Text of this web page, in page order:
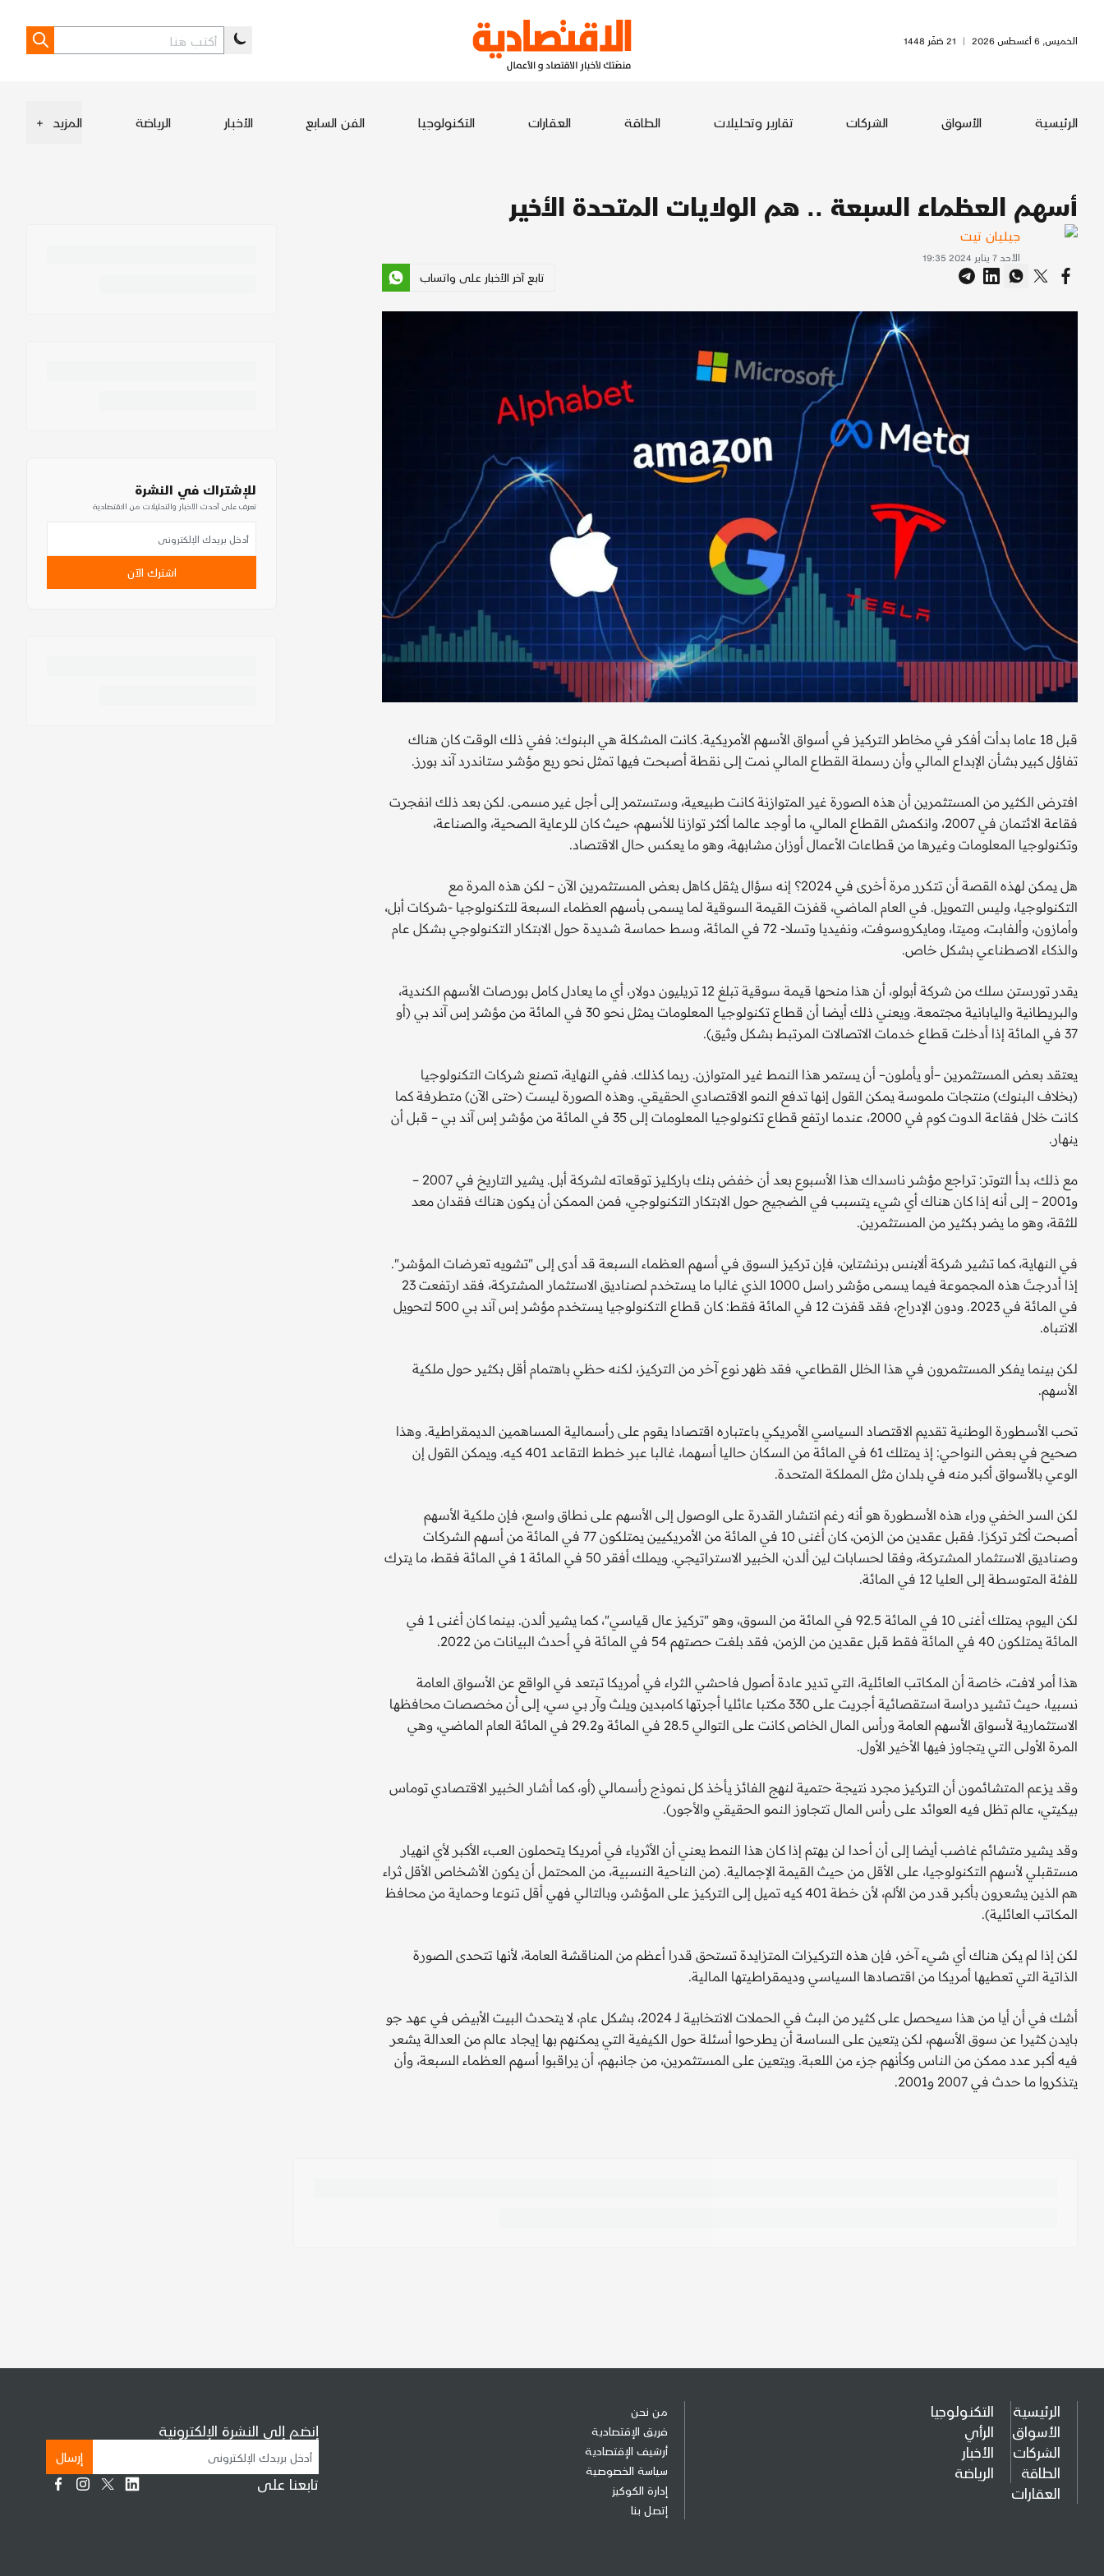
الخميس, 6 أغسطس 2026 | 21 صَفَر 1448
الرئيسية الأسواق الشركات تقارير وتحليلات الطاقة العقارات التكنولوجيا الفن السابع الأخبار الرياضة المزيد +
أسهم العظماء السبعة .. هم الولايات المتحدة الأخير
جيليان تيت
الأحد 7 يناير 2024 19:35
تابع آخر الأخبار على واتساب
قبل 18 عاما بدأت أفكر في مخاطر التركيز في أسواق الأسهم الأمريكية. كانت المشكلة هي البنوك: ففي ذلك الوقت كان هناك
تفاؤل كبير بشأن الإبداع المالي وأن رسملة القطاع المالي نمت إلى نقطة أصبحت فيها تمثل نحو ربع مؤشر ستاندرد آند بورز.
افترض الكثير من المستثمرين أن هذه الصورة غير المتوازنة كانت طبيعية، وستستمر إلى أجل غير مسمى. لكن بعد ذلك انفجرت
فقاعة الائتمان في 2007، وانكمش القطاع المالي، ما أوجد عالما أكثر توازنا للأسهم، حيث كان للرعاية الصحية، والصناعة،
وتكنولوجيا المعلومات وغيرها من قطاعات الأعمال أوزان مشابهة، وهو ما يعكس حال الاقتصاد.
هل يمكن لهذه القصة أن تتكرر مرة أخرى في 2024؟ إنه سؤال يثقل كاهل بعض المستثمرين الآن – لكن هذه المرة مع
التكنولوجيا، وليس التمويل. في العام الماضي، قفزت القيمة السوقية لما يسمى بأسهم العظماء السبعة للتكنولوجيا -شركات أبل،
وأمازون، وألفابت، وميتا، ومايكروسوفت، ونفيديا وتسلا- 72 في المائة، وسط حماسة شديدة حول الابتكار التكنولوجي بشكل عام
والذكاء الاصطناعي بشكل خاص.
يقدر تورستن سلك من شركة أبولو، أن هذا منحها قيمة سوقية تبلغ 12 تريليون دولار، أي ما يعادل كامل بورصات الأسهم الكندية،
والبريطانية واليابانية مجتمعة. ويعني ذلك أيضا أن قطاع تكنولوجيا المعلومات يمثل نحو 30 في المائة من مؤشر إس آند بي (أو
37 في المائة إذا أدخلت قطاع خدمات الاتصالات المرتبط بشكل وثيق).
يعتقد بعض المستثمرين –أو يأملون– أن يستمر هذا النمط غير المتوازن. ربما كذلك. ففي النهاية، تصنع شركات التكنولوجيا
(بخلاف البنوك) منتجات ملموسة يمكن القول إنها تدفع النمو الاقتصادي الحقيقي. وهذه الصورة ليست (حتى الآن) متطرفة كما
كانت خلال فقاعة الدوت كوم في 2000، عندما ارتفع قطاع تكنولوجيا المعلومات إلى 35 في المائة من مؤشر إس آند بي – قبل أن
ينهار.
مع ذلك، بدأ التوتر: تراجع مؤشر ناسداك هذا الأسبوع بعد أن خفض بنك باركليز توقعاته لشركة أبل. يشير التاريخ في 2007 –
و2001 – إلى أنه إذا كان هناك أي شيء يتسبب في الضجيج حول الابتكار التكنولوجي، فمن الممكن أن يكون هناك فقدان معد
للثقة، وهو ما يضر بكثير من المستثمرين.
في النهاية، كما تشير شركة ألاینس برنشتاین، فإن تركيز السوق في أسهم العظماء السبعة قد أدى إلى "تشويه تعرضات المؤشر".
إذا أدرجتَ هذه المجموعة فيما يسمى مؤشر راسل 1000 الذي غالبا ما يستخدم لصناديق الاستثمار المشتركة، فقد ارتفعت 23
في المائة في 2023. ودون الإدراج، فقد قفزت 12 في المائة فقط: كان قطاع التكنولوجيا يستخدم مؤشر إس آند بي 500 لتحويل
الانتباه.
لكن بينما يفكر المستثمرون في هذا الخلل القطاعي، فقد ظهر نوع آخر من التركيز، لكنه حظي باهتمام أقل بكثير حول ملكية
الأسهم.
تحب الأسطورة الوطنية تقديم الاقتصاد السياسي الأمريكي باعتباره اقتصادا يقوم على رأسمالية المساهمين الديمقراطية. وهذا
صحيح في بعض النواحي: إذ يمتلك 61 في المائة من السكان حاليا أسهما، غالبا عبر خطط التقاعد 401 كيه. ويمكن القول إن
الوعي بالأسواق أكبر منه في بلدان مثل المملكة المتحدة.
لكن السر الخفي وراء هذه الأسطورة هو أنه رغم انتشار القدرة على الوصول إلى الأسهم على نطاق واسع، فإن ملكية الأسهم
أصبحت أكثر تركزا. فقبل عقدين من الزمن، كان أغنى 10 في المائة من الأمريكيين يمتلكون 77 في المائة من أسهم الشركات
وصناديق الاستثمار المشتركة، وفقا لحسابات لين ألدن، الخبير الاستراتيجي. ويملك أفقر 50 في المائة 1 في المائة فقط، ما يترك
للفئة المتوسطة إلى العليا 12 في المائة.
لكن اليوم، يمتلك أغنى 10 في المائة 92.5 في المائة من السوق، وهو "تركيز عال قياسي"، كما يشير ألدن. بينما كان أغنى 1 في
المائة يمتلكون 40 في المائة فقط قبل عقدين من الزمن، فقد بلغت حصتهم 54 في المائة في أحدث البيانات من 2022.
هذا أمر لافت، خاصة أن المكاتب العائلية، التي تدير عادة أصول فاحشي الثراء في أمريكا تبتعد في الواقع عن الأسواق العامة
نسبيا، حيث تشير دراسة استقصائية أجريت على 330 مكتبا عائليا أجرتها كامبدين ويلث وآر بي سي، إلى أن مخصصات محافظها
الاستثمارية لأسواق الأسهم العامة ورأس المال الخاص كانت على التوالي 28.5 في المائة و29.2 في المائة العام الماضي، وهي
المرة الأولى التي يتجاوز فيها الأخير الأول.
وقد يزعم المتشائمون أن التركيز مجرد نتيجة حتمية لنهج الفائز يأخذ كل نموذج رأسمالي (أو، كما أشار الخبير الاقتصادي توماس
بيكيتي، عالم تظل فيه العوائد على رأس المال تتجاوز النمو الحقيقي والأجور).
وقد يشير متشائم غاضب أيضا إلى أن أحدا لن يهتم إذا كان هذا النمط يعني أن الأثرياء في أمريكا يتحملون العبء الأكبر لأي انهيار
مستقبلي لأسهم التكنولوجيا، على الأقل من حيث القيمة الإجمالية. (من الناحية النسبية، من المحتمل أن يكون الأشخاص الأقل ثراء
هم الذين يشعرون بأكبر قدر من الألم، لأن خطة 401 كيه تميل إلى التركيز على المؤشر، وبالتالي فهي أقل تنوعا وحماية من محافظ
المكاتب العائلية).
لكن إذا لم يكن هناك أي شيء آخر، فإن هذه التركيزات المتزايدة تستحق قدرا أعظم من المناقشة العامة، لأنها تتحدى الصورة
الذاتية التي تعطيها أمريكا من اقتصادها السياسي وديمقراطيتها المالية.
أشك في أن أيا من هذا سيحصل على كثير من البث في الحملات الانتخابية لـ 2024، بشكل عام، لا يتحدث البيت الأبيض في عهد جو
بايدن كثيرا عن سوق الأسهم، لكن يتعين على الساسة أن يطرحوا أسئلة حول الكيفية التي يمكنهم بها إيجاد عالم من العدالة يشعر
فيه أكبر عدد ممكن من الناس وكأنهم جزء من اللعبة. ويتعين على المستثمرين، من جانبهم، أن يراقبوا أسهم العظماء السبعة، وأن
يتذكروا ما حدث في 2007 و2001.
للإشتراك في النشرة
تعرف على أحدث الأخبار والتحليلات من الاقتصادية
اشترك الآن
الرئيسية
الأسواق
الشركات
الطاقة
العقارات
التكنولوجيا
الرأي
الأخبار
الرياضة
من نحن
فريق الإقتصادية
أرشيف الإقتصادية
سياسة الخصوصية
إدارة الكوكيز
إتصل بنا
إنضم إلى النشرة الإلكترونية
إرسال
تابعنا على